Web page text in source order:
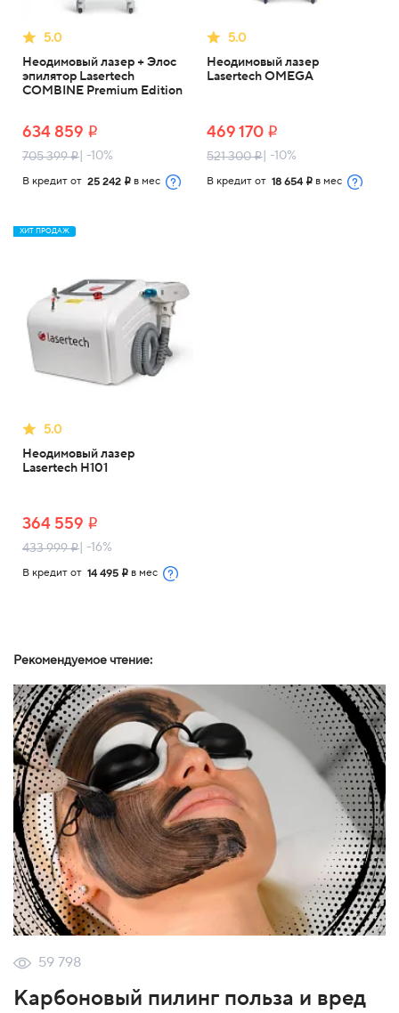
5.0
Неодимовый лазер + Элос
эпилятор Lasertech
COMBINE Premium Edition
634 859 i
705 399i | -10%
В кредит от 25 242 i в мес
5.0
Неодимовый лазер
Lasertech OMEGA
469 170 i
521 300i | -10%
В кредит от 18 654 i в мес
ХИТ ПРОДАЖ
5.0
Неодимовый лазер
Lasertech H101
364 559 i
433 999i | -16%
В кредит от 14 495 i в мес
Рекомендуемое чтение:
59 798
Карбоновый пилинг польза и вред